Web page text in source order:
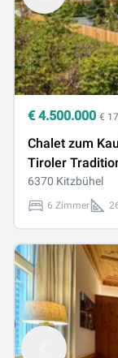
€ 4.500.000 €
Chalet zum
Tiroler
6370 Kitzbühel
6 Zimmer